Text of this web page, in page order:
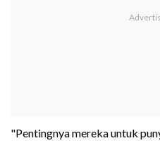
"Pentingnya mereka untuk